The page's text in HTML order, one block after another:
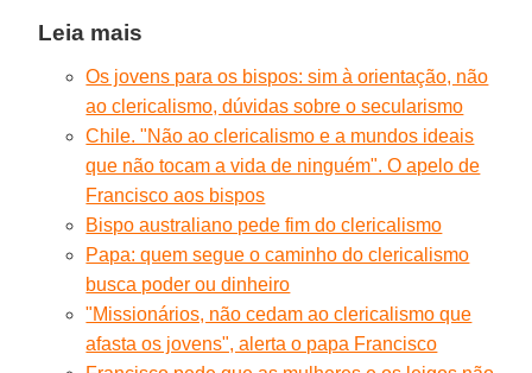
Leia mais
Os jovens para os bispos: sim à orientação, não
ao clericalismo, dúvidas sobre o secularismo
Chile. "Não ao clericalismo e a mundos ideais
que não tocam a vida de ninguém". O apelo de
Francisco aos bispos
Bispo australiano pede fim do clericalismo
Papa: quem segue o caminho do clericalismo
busca poder ou dinheiro
"Missionários, não cedam ao clericalismo que
afasta os jovens", alerta o papa Francisco